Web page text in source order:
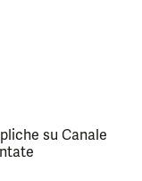
su Canale